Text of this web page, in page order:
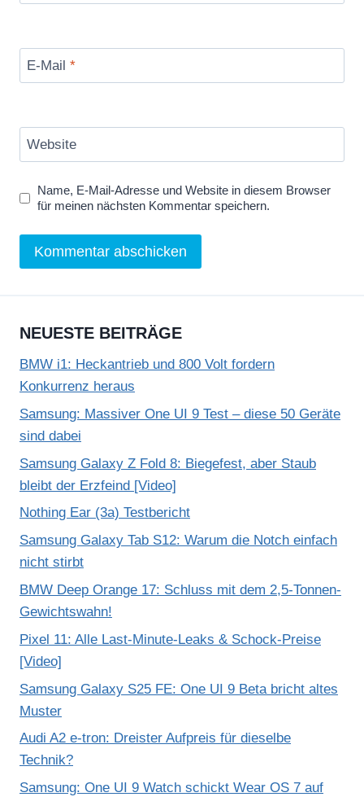
E-Mail *
Website
Name, E-Mail-Adresse und Website in diesem Browser
für meinen nächsten Kommentar speichern.
NEUESTE BEITRÄGE
BMW i1: Heckantrieb und 800 Volt fordern
Konkurrenz heraus
Samsung: Massiver One UI 9 Test – diese 50 Geräte
sind dabei
Samsung Galaxy Z Fold 8: Biegefest, aber Staub
bleibt der Erzfeind [Video]
Nothing Ear (3a) Testbericht
Samsung Galaxy Tab S12: Warum die Notch einfach
nicht stirbt
BMW Deep Orange 17: Schluss mit dem 2,5-Tonnen-
Gewichtswahn!
Pixel 11: Alle Last-Minute-Leaks & Schock-Preise
[Video]
Samsung Galaxy S25 FE: One UI 9 Beta bricht altes
Muster
Audi A2 e-tron: Dreister Aufpreis für dieselbe
Technik?
Samsung: One UI 9 Watch schickt Wear OS 7 auf